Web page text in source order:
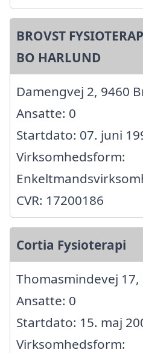
BROVST
BO HARLUND
Damengvej 2, 9460
Ansatte: 0
Startdato: 07. juni
Virksomhedsform:
CVR: 17200186
Cortia Fysioterapi
Thomasmindevej
Ansatte: 0
Startdato: 15. maj
Virksomhedsform: